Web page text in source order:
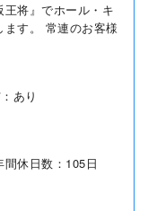
将』でホール・キ
す。 常連のお客様
あり
休日数：105日